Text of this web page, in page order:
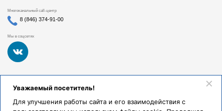
Многоканальный call-центр
8 (846) 374-91-00
Мы в соцсетях
Федеральное государственное бюджетное образовательное
учреждение высшего образования «Самарский
здравоохранения Российской Федерации». Клиники СамГМУ
Уважаемый посетитель!
Для улучшения работы сайта и его взаимодействия с